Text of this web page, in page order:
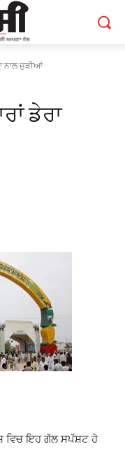
ਨਾਲ ਜੁੜੀਆਂ
ਡੇਰਾ
ਵਿਚ ਇਹ ਗੱਲ ਸਪੱਸ਼ਟ ਹੋ